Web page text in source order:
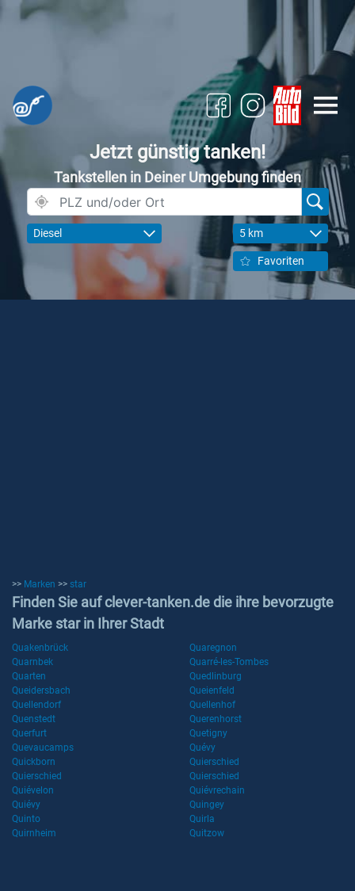
Jetzt günstig tanken!
Tankstellen in Deiner Umgebung finden
Diesel 5 km
Favoriten
>> Marken >> star
Finden Sie auf clever-tanken.de die ihre bevorzugte
Marke star in Ihrer Stadt
Quakenbrück
Quaregnon
Quarnbek
Quarré-les-Tombes
Quarten
Quedlinburg
Queidersbach
Queienfeld
Quellendorf
Quellenhof
Quenstedt
Querenhorst
Querfurt
Quetigny
Quevaucamps
Quévy
Quickborn
Quierschied
Quierschied
Quierschied
Quiévelon
Quiévrechain
Quiévy
Quingey
Quinto
Quirla
Quirnheim
Quitzow